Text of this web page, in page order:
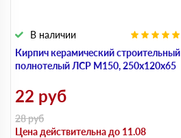
Кирпич керамический строительный
полнотелый ЛСР М150, 250х120х65
В наличии
22 руб
28руб
Цена действительна до 11.08